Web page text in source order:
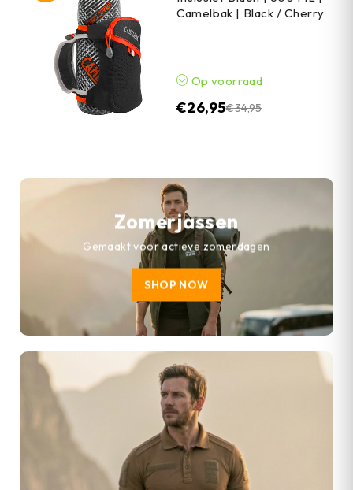
Camelbak | Black / Cherry
Op voorraad
€34,95
€26,95
Zomerjassen
Gemaakt voor actieve zomerdagen
SHOP NOW